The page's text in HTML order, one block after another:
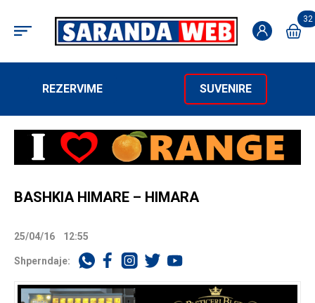
32
REZERVIME SUVENIRE
BASHKIA HIMARE – HIMARA
25/04/16 12:55
Shperndaje: